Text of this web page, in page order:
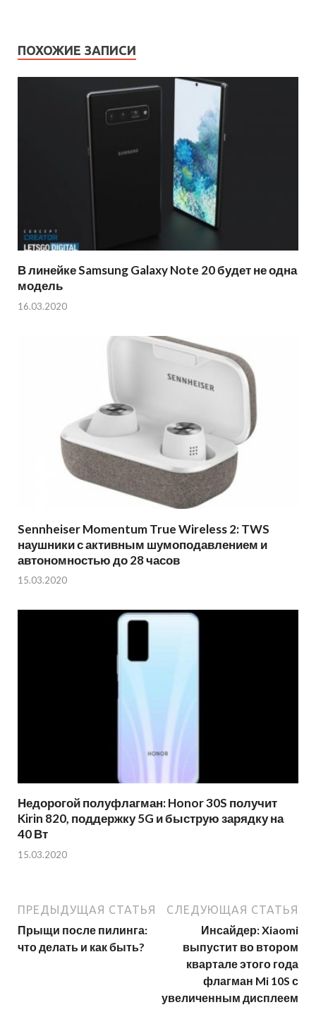
ПОХОЖИЕ ЗАПИСИ
В линейке Samsung Galaxy Note 20 будет не одна
модель
16.03.2020
Sennheiser Momentum True Wireless 2: TWS
наушники с активным шумоподавлением и
автономностью до 28 часов
15.03.2020
Недорогой полуфлагман: Honor 30S получит
Kirin 820, поддержку 5G и быструю зарядку на
40 Вт
15.03.2020
ПРЕДЫДУЩАЯ СТАТЬЯ
Прыщи после пилинга:
что делать и как быть?
СЛЕДУЮЩАЯ СТАТЬЯ
Инсайдер: Xiaomi
выпустит во втором
квартале этого года
флагман Mi 10S с
увеличенным дисплеем